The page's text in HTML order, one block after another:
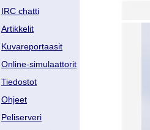
IRC chatti
Artikkelit
Kuvareportaasit
Online-simulaattorit
Tiedostot
Ohjeet
Peliserveri